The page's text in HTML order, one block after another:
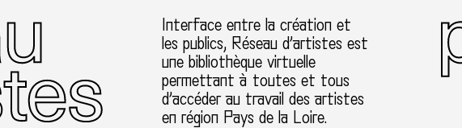
Interface entre la création et
les publics, Réseau d’artistes est
une bibliothèque virtuelle
permettant à toutes et tous
d’accéder au travail des artistes
en région Pays de la Loire.